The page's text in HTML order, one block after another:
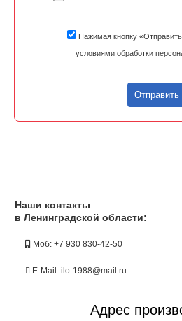
Нажимая кнопку
условиями обработки
Отправить
Наши контакты
в Ленинградской области:
Моб: +7 930 830-42-50
E-Mail: ilo-1988@mail.ru
Адрес